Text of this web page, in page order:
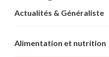
Actualités & Généraliste
Alimentation et nutrition